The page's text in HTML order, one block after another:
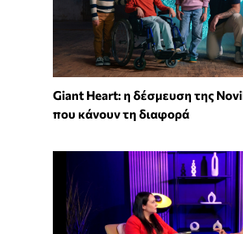
Giant Heart: η δέσμευση της
που κάνουν τη διαφορά